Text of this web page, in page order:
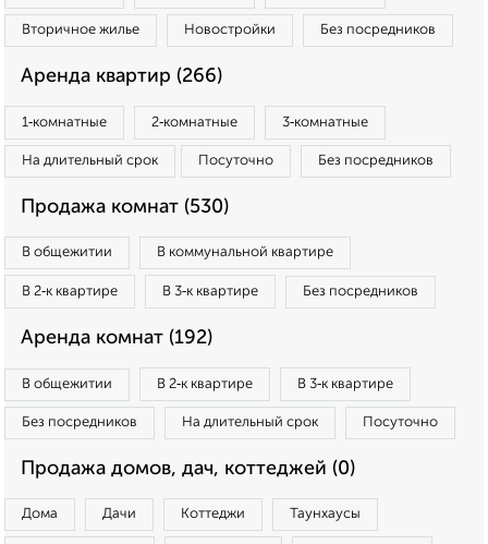
Вторичное жилье Новостройки Без посредников
Аренда квартир (266)
1‑комнатные 2‑комнатные 3‑комнатные
На длительный срок Посуточно Без посредников
Продажа комнат (530)
В общежитии В коммунальной квартире
В 2‑к квартире В 3‑к квартире Без посредников
Аренда комнат (192)
В общежитии В 2‑к квартире В 3‑к квартире
Без посредников На длительный срок Посуточно
Продажа домов, дач, коттеджей (0)
Дома Дачи Коттеджи Таунхаусы